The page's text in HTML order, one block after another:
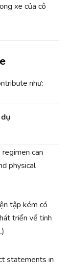
xe của cô
như:
can
physical
tập kém có
triển về tinh
statements in